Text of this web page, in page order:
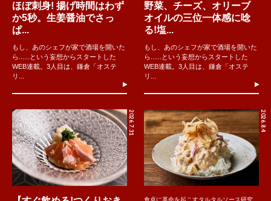
ほぼ刺身! 揚げ時間はわず
か5秒。生姜醤油でさっ
ぱ...
もし、あのシェフが家で酒場を開いた
ら......という妄想からスタートした
WEB連載。3人目は、鎌倉「オステ
リ...
野菜、チーズ、オリーブ
オイルの三位一体感に唸
る!塩...
もし、あのシェフが家で酒場を開いた
ら......という妄想からスタートした
WEB連載。3人目は、鎌倉「オステ
リ...
2026.7.31 2026.8.4
食卓に革命を起こすタルタルソース研究